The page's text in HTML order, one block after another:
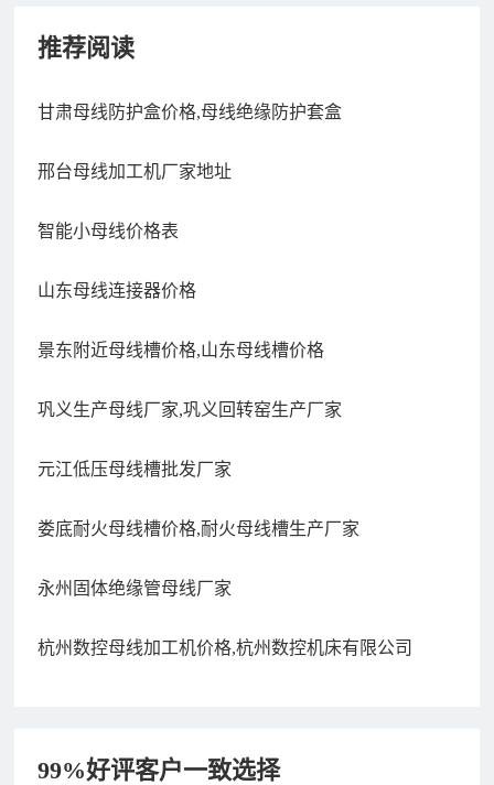
推荐阅读
甘肃母线防护盒价格,母线绝缘防护套盒
邢台母线加工机厂家地址
智能小母线价格表
山东母线连接器价格
景东附近母线槽价格,山东母线槽价格
巩义生产母线厂家,巩义回转窑生产厂家
元江低压母线槽批发厂家
娄底耐火母线槽价格,耐火母线槽生产厂家
永州固体绝缘管母线厂家
杭州数控母线加工机价格,杭州数控机床有限公司
99%好评客户一致选择